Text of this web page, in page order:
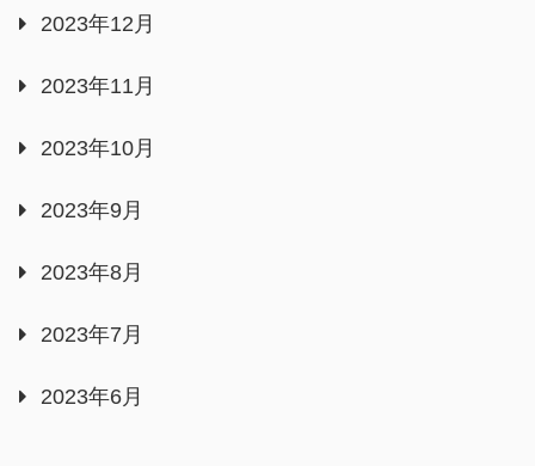
2023年12月
2023年11月
2023年10月
2023年9月
2023年8月
2023年7月
2023年6月